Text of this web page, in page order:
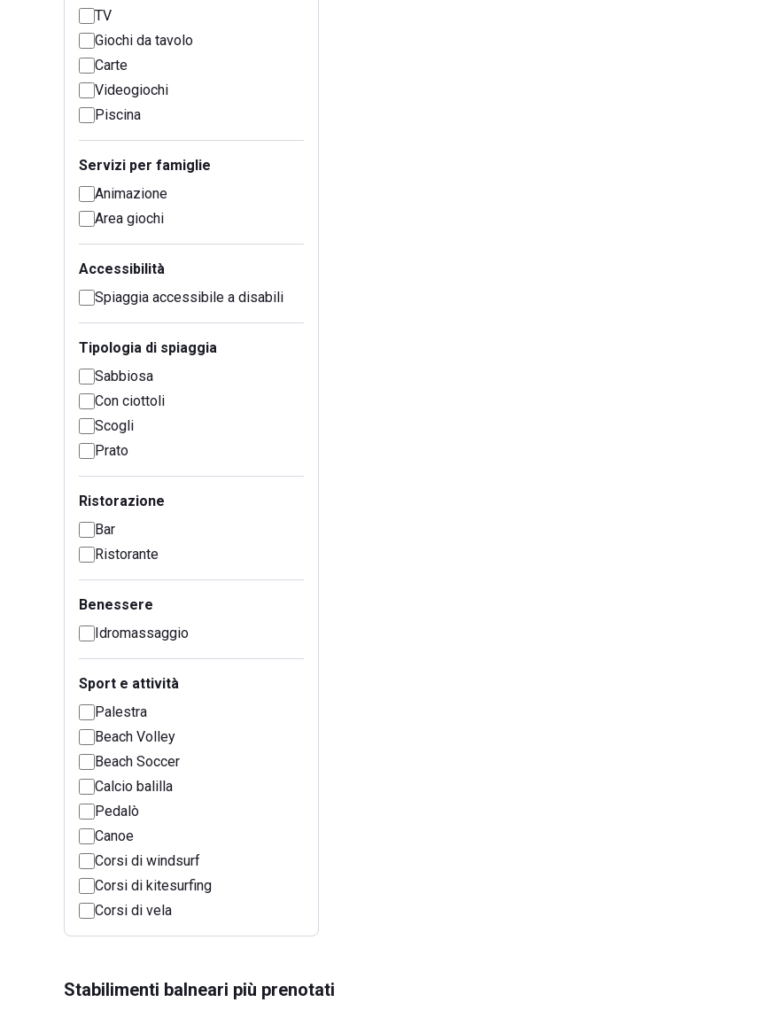
TV
Giochi da tavolo
Carte
Videogiochi
Piscina
Servizi per famiglie
Animazione
Area giochi
Accessibilità
Spiaggia accessibile a disabili
Tipologia di spiaggia
Sabbiosa
Con ciottoli
Scogli
Prato
Ristorazione
Bar
Ristorante
Benessere
Idromassaggio
Sport e attività
Palestra
Beach Volley
Beach Soccer
Calcio balilla
Pedalò
Canoe
Corsi di windsurf
Corsi di kitesurfing
Corsi di vela
Stabilimenti balneari più prenotati